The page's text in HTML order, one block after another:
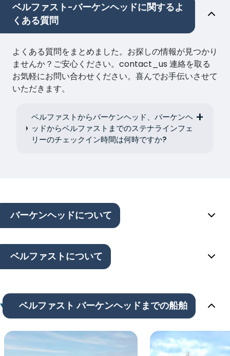
ベルファスト-バーケンヘッドに関するよ
くある質問
よくある質問をまとめました。お探しの情報が見つかり
ませんか？ご安心ください。contact_us 連絡を取る
お気軽にお問い合わせください。喜んでお手伝いさせて
いただきます。
ベルファストからバーケンヘッド、バーケンヘ
ッドからベルファストまでのステナラインフェ
リーのチェックイン時間は何時ですか?
バーケンヘッドについて
ベルファストについて
ベルファスト バーケンヘッドまでの船舶